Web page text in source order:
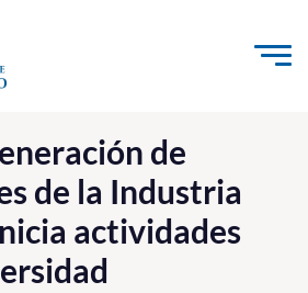
al contenido
e Innovación
de
de la Industria
actividades